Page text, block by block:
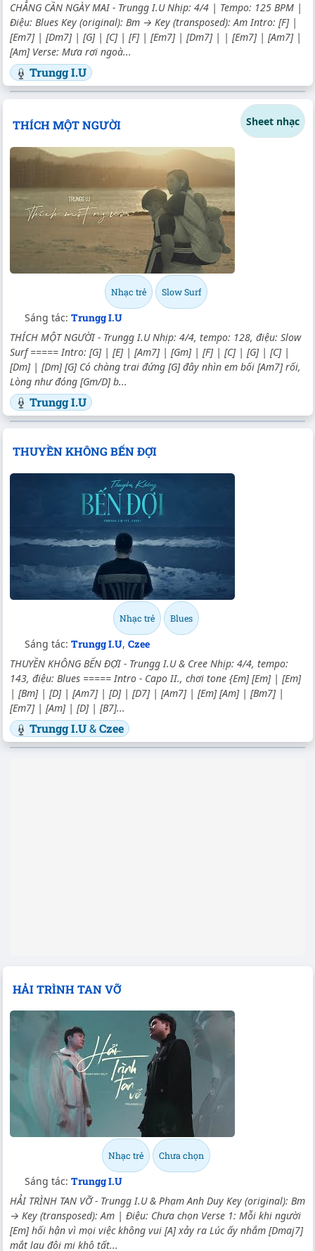
CHẲNG CẦN NGÀY MAI - Trungg I.U Nhịp: 4/4 | Tempo: 125 BPM |
Điệu: Blues Key (original): Bm → Key (transposed): Am Intro: [F] |
[Em7] | [Dm7] | [G] | [C] | [F] | [Em7] | [Dm7] | | [Em7] | [Am7] |
[Am] Verse: Mưa rơi ngoà...
Trungg I.U
THÍCH MỘT NGƯỜI Sheet nhạc
Nhạc trẻ Slow Surf
Sáng tác: Trungg I.U
THÍCH MỘT NGƯỜI - Trungg I.U Nhịp: 4/4, tempo: 128, điệu: Slow
Surf ===== Intro: [G] | [E] | [Am7] | [Gm] | [F] | [C] | [G] | [C] |
[Dm] | [Dm] [G] Có chàng trai đứng [G] đây nhìn em bối [Am7] rối,
Lòng như đóng [Gm/D] b...
Trungg I.U
THUYỀN KHÔNG BẾN ĐỢI
Nhạc trẻ Blues
Sáng tác: Trungg I.U, Czee
THUYỀN KHÔNG BẾN ĐỢI - Trungg I.U & Cree Nhịp: 4/4, tempo:
143, điệu: Blues ===== Intro - Capo II., chơi tone {Em] [Em] | [Em]
| [Bm] | [D] | [Am7] | [D] | [D7] | [Am7] | [Em] [Am] | [Bm7] |
[Em7] | [Am] | [D] | [B7]...
Trungg I.U&Czee
HẢI TRÌNH TAN VỠ
Nhạc trẻ Chưa chọn
Sáng tác: Trungg I.U
HẢI TRÌNH TAN VỠ - Trungg I.U & Phạm Anh Duy Key (original): Bm
→ Key (transposed): Am | Điệu: Chưa chọn Verse 1: Mỗi khi người
[Em] hối hận vì mọi việc không vui [A] xảy ra Lúc ấy nhắm [Dmaj7]
mắt lau đôi mi khô tất...